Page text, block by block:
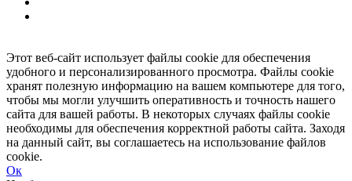
Copyright (c) 2004-2026 Cbonds
Этот веб-сайт использует файлы cookie для обеспечения
удобного и персонализированного просмотра. Файлы cookie
хранят полезную информацию на вашем компьютере для того,
чтобы мы могли улучшить оперативность и точность нашего
сайта для вашей работы. В некоторых случаях файлы cookie